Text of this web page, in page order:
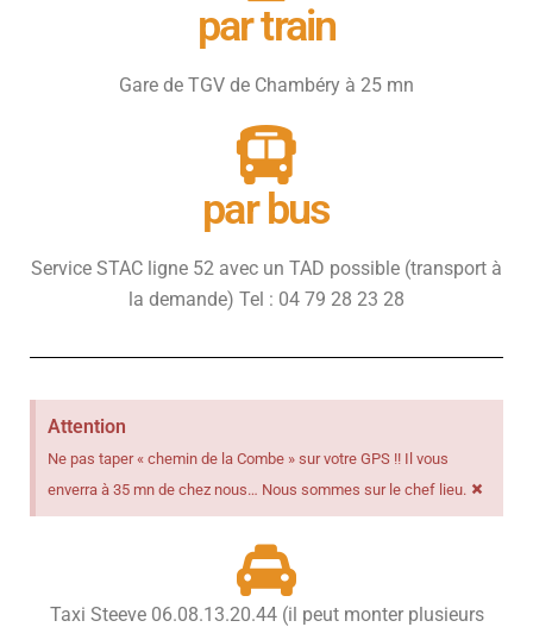
par train
Gare de TGV de Chambéry à 25 mn
par bus
Service STAC ligne 52 avec un TAD possible (transport à
la demande) Tel : 04 79 28 23 28
Attention
Ne pas taper « chemin de la Combe » sur votre GPS !! Il vous
enverra à 35 mn de chez nous… Nous sommes sur le chef lieu. ×
Taxi Steeve 06.08.13.20.44 (il peut monter plusieurs